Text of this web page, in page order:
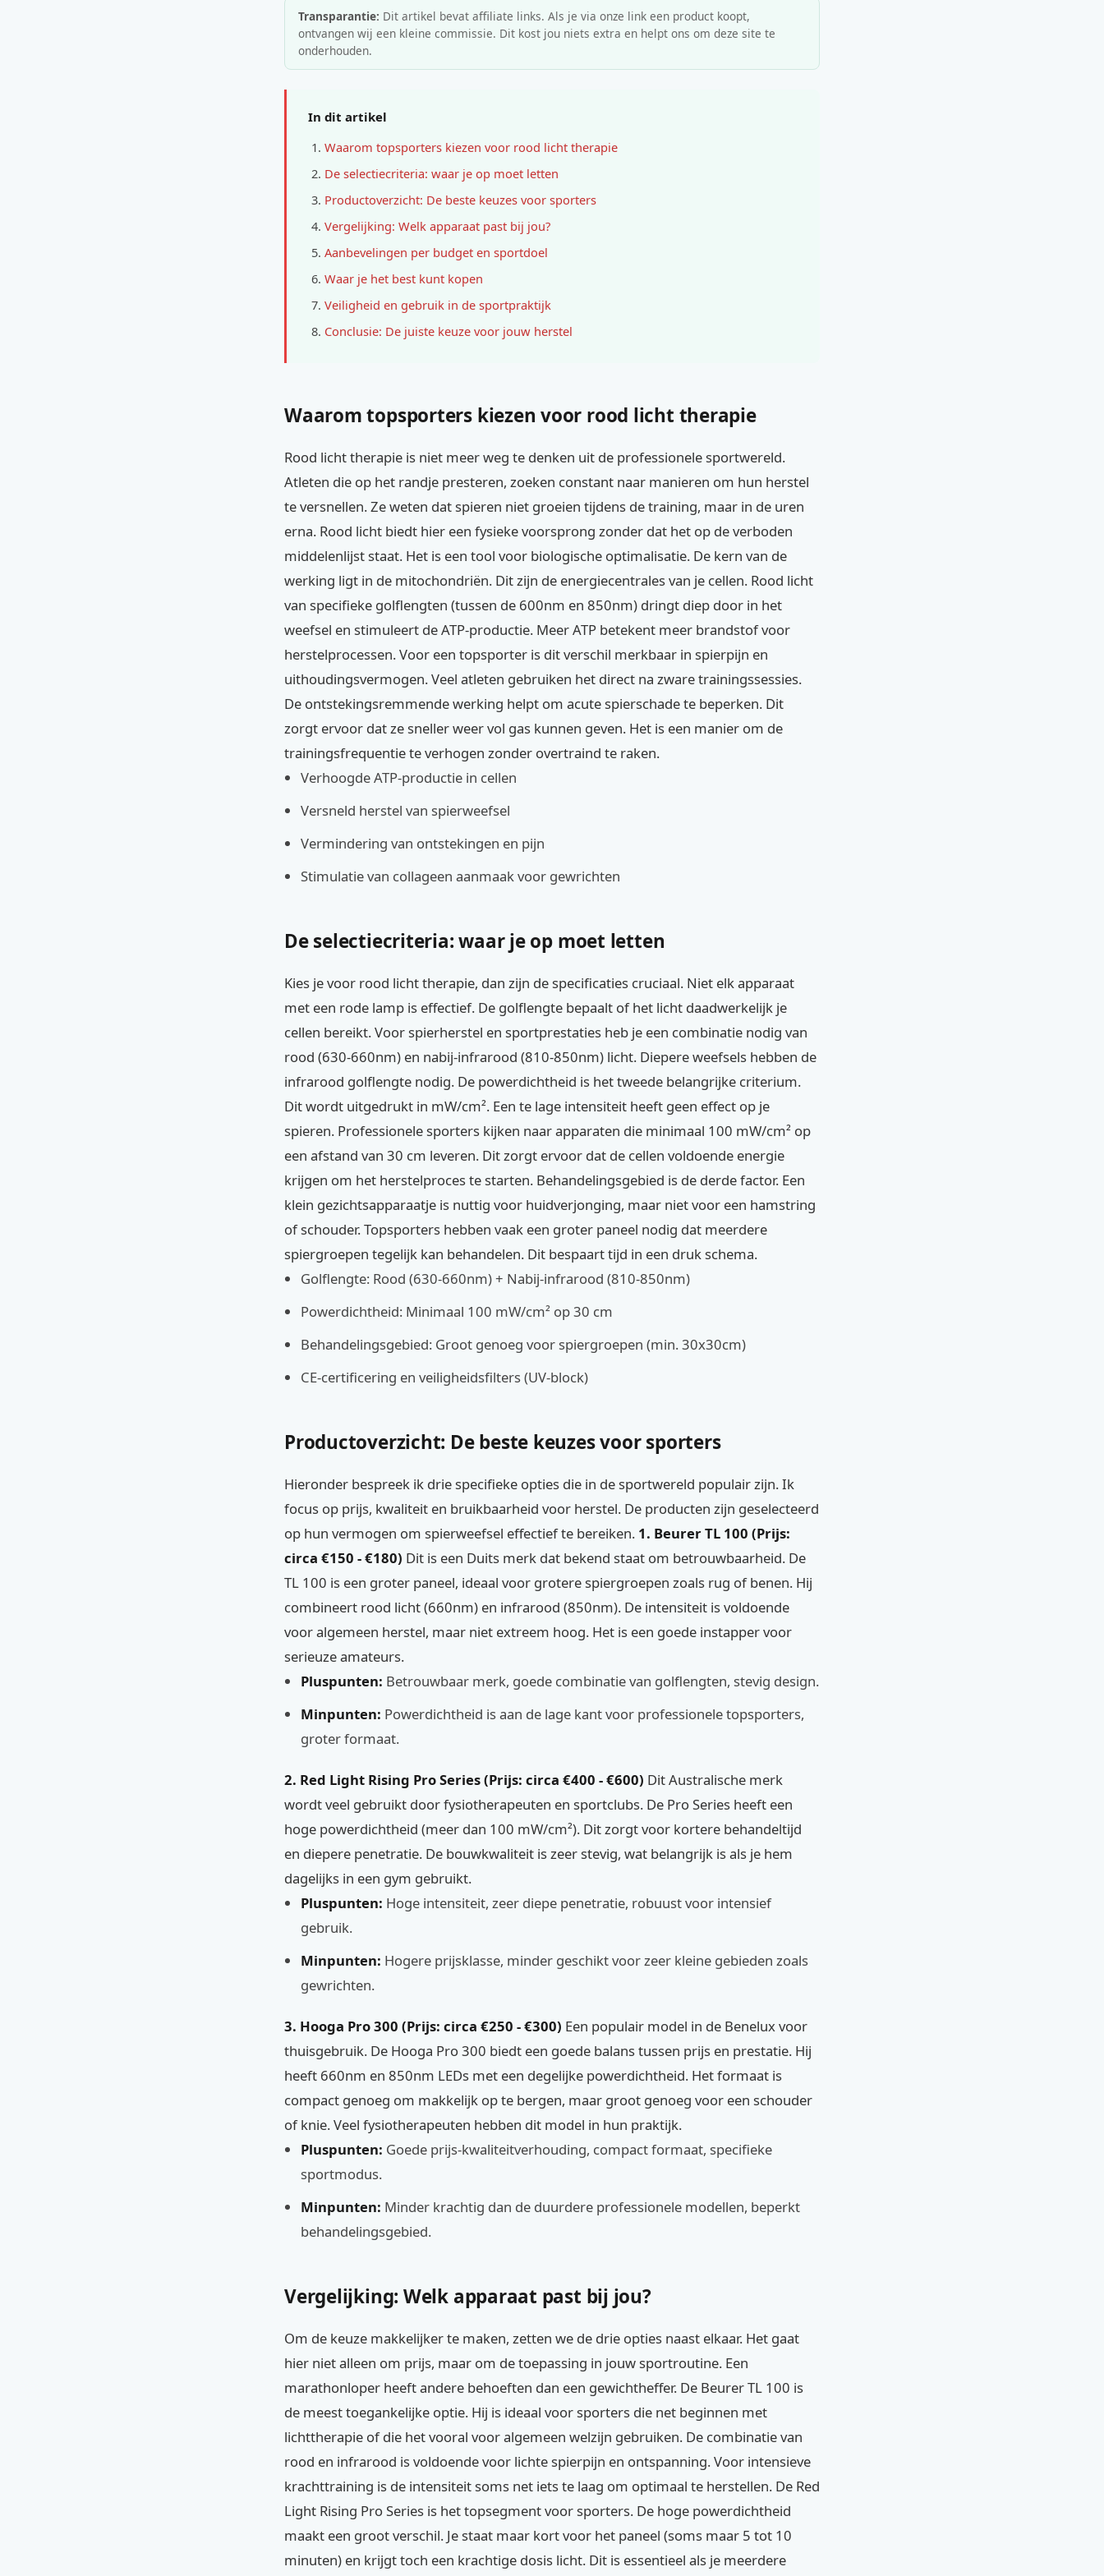
Transparantie: Dit artikel bevat affiliate links. Als je via onze link een product koopt,
ontvangen wij een kleine commissie. Dit kost jou niets extra en helpt ons om deze site te
onderhouden.
In dit artikel
Waarom topsporters kiezen voor rood licht therapie
De selectiecriteria: waar je op moet letten
Productoverzicht: De beste keuzes voor sporters
Vergelijking: Welk apparaat past bij jou?
Aanbevelingen per budget en sportdoel
Waar je het best kunt kopen
Veiligheid en gebruik in de sportpraktijk
Conclusie: De juiste keuze voor jouw herstel
Waarom topsporters kiezen voor rood licht therapie
Rood licht therapie is niet meer weg te denken uit de professionele sportwereld.
Atleten die op het randje presteren, zoeken constant naar manieren om hun herstel
te versnellen. Ze weten dat spieren niet groeien tijdens de training, maar in de uren
erna. Rood licht biedt hier een fysieke voorsprong zonder dat het op de verboden
middelenlijst staat. Het is een tool voor biologische optimalisatie. De kern van de
werking ligt in de mitochondriën. Dit zijn de energiecentrales van je cellen. Rood licht
van specifieke golflengten (tussen de 600nm en 850nm) dringt diep door in het
weefsel en stimuleert de ATP-productie. Meer ATP betekent meer brandstof voor
herstelprocessen. Voor een topsporter is dit verschil merkbaar in spierpijn en
uithoudingsvermogen. Veel atleten gebruiken het direct na zware trainingssessies.
De ontstekingsremmende werking helpt om acute spierschade te beperken. Dit
zorgt ervoor dat ze sneller weer vol gas kunnen geven. Het is een manier om de
trainingsfrequentie te verhogen zonder overtraind te raken.
Verhoogde ATP-productie in cellen
Versneld herstel van spierweefsel
Vermindering van ontstekingen en pijn
Stimulatie van collageen aanmaak voor gewrichten
De selectiecriteria: waar je op moet letten
Kies je voor rood licht therapie, dan zijn de specificaties cruciaal. Niet elk apparaat
met een rode lamp is effectief. De golflengte bepaalt of het licht daadwerkelijk je
cellen bereikt. Voor spierherstel en sportprestaties heb je een combinatie nodig van
rood (630-660nm) en nabij-infrarood (810-850nm) licht. Diepere weefsels hebben de
infrarood golflengte nodig. De powerdichtheid is het tweede belangrijke criterium.
Dit wordt uitgedrukt in mW/cm². Een te lage intensiteit heeft geen effect op je
spieren. Professionele sporters kijken naar apparaten die minimaal 100 mW/cm² op
een afstand van 30 cm leveren. Dit zorgt ervoor dat de cellen voldoende energie
krijgen om het herstelproces te starten. Behandelingsgebied is de derde factor. Een
klein gezichtsapparaatje is nuttig voor huidverjonging, maar niet voor een hamstring
of schouder. Topsporters hebben vaak een groter paneel nodig dat meerdere
spiergroepen tegelijk kan behandelen. Dit bespaart tijd in een druk schema.
Golflengte: Rood (630-660nm) + Nabij-infrarood (810-850nm)
Powerdichtheid: Minimaal 100 mW/cm² op 30 cm
Behandelingsgebied: Groot genoeg voor spiergroepen (min. 30x30cm)
CE-certificering en veiligheidsfilters (UV-block)
Productoverzicht: De beste keuzes voor sporters
Hieronder bespreek ik drie specifieke opties die in de sportwereld populair zijn. Ik
focus op prijs, kwaliteit en bruikbaarheid voor herstel. De producten zijn geselecteerd
op hun vermogen om spierweefsel effectief te bereiken. 1. Beurer TL 100 (Prijs:
circa €150 - €180) Dit is een Duits merk dat bekend staat om betrouwbaarheid. De
TL 100 is een groter paneel, ideaal voor grotere spiergroepen zoals rug of benen. Hij
combineert rood licht (660nm) en infrarood (850nm). De intensiteit is voldoende
voor algemeen herstel, maar niet extreem hoog. Het is een goede instapper voor
serieuze amateurs.
Pluspunten: Betrouwbaar merk, goede combinatie van golflengten, stevig design.
Minpunten: Powerdichtheid is aan de lage kant voor professionele topsporters,
groter formaat.
2. Red Light Rising Pro Series (Prijs: circa €400 - €600) Dit Australische merk
wordt veel gebruikt door fysiotherapeuten en sportclubs. De Pro Series heeft een
hoge powerdichtheid (meer dan 100 mW/cm²). Dit zorgt voor kortere behandeltijd
en diepere penetratie. De bouwkwaliteit is zeer stevig, wat belangrijk is als je hem
dagelijks in een gym gebruikt.
Pluspunten: Hoge intensiteit, zeer diepe penetratie, robuust voor intensief
gebruik.
Minpunten: Hogere prijsklasse, minder geschikt voor zeer kleine gebieden zoals
gewrichten.
3. Hooga Pro 300 (Prijs: circa €250 - €300) Een populair model in de Benelux voor
thuisgebruik. De Hooga Pro 300 biedt een goede balans tussen prijs en prestatie. Hij
heeft 660nm en 850nm LEDs met een degelijke powerdichtheid. Het formaat is
compact genoeg om makkelijk op te bergen, maar groot genoeg voor een schouder
of knie. Veel fysiotherapeuten hebben dit model in hun praktijk.
Pluspunten: Goede prijs-kwaliteitverhouding, compact formaat, specifieke
sportmodus.
Minpunten: Minder krachtig dan de duurdere professionele modellen, beperkt
behandelingsgebied.
Vergelijking: Welk apparaat past bij jou?
Om de keuze makkelijker te maken, zetten we de drie opties naast elkaar. Het gaat
hier niet alleen om prijs, maar om de toepassing in jouw sportroutine. Een
marathonloper heeft andere behoeften dan een gewichtheffer. De Beurer TL 100 is
de meest toegankelijke optie. Hij is ideaal voor sporters die net beginnen met
lichttherapie of die het vooral voor algemeen welzijn gebruiken. De combinatie van
rood en infrarood is voldoende voor lichte spierpijn en ontspanning. Voor intensieve
krachttraining is de intensiteit soms net iets te laag om optimaal te herstellen. De Red
Light Rising Pro Series is het topsegment voor sporters. De hoge powerdichtheid
maakt een groot verschil. Je staat maar kort voor het paneel (soms maar 5 tot 10
minuten) en krijgt toch een krachtige dosis licht. Dit is essentieel als je meerdere